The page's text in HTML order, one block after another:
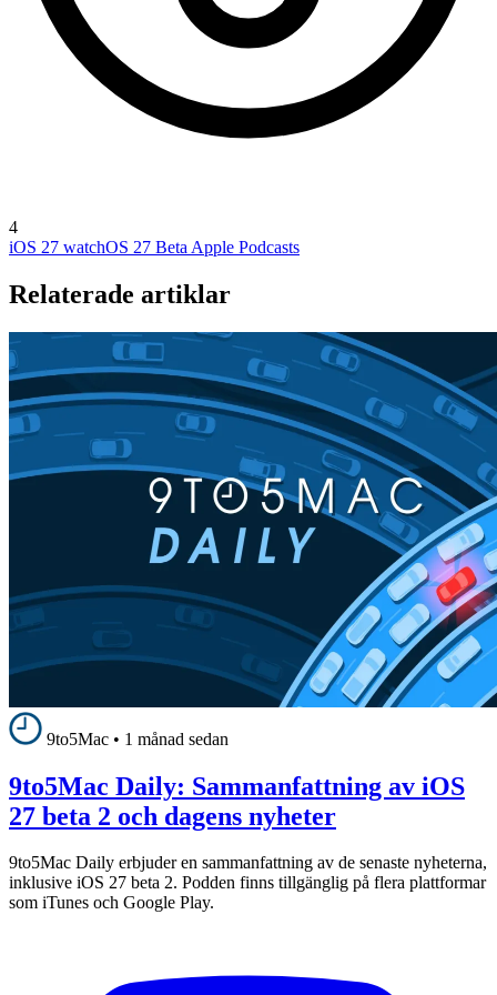
4
iOS 27 watchOS 27 Beta Apple Podcasts
Relaterade artiklar
9to5Mac • 1 månad sedan
9to5Mac Daily: Sammanfattning av iOS
27 beta 2 och dagens nyheter
9to5Mac Daily erbjuder en sammanfattning av de senaste nyheterna,
inklusive iOS 27 beta 2. Podden finns tillgänglig på flera plattformar
som iTunes och Google Play.